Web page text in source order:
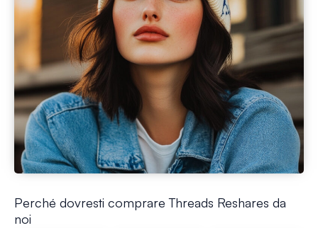
Perché dovresti comprare Threads Reshares da
noi